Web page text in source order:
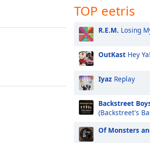
TOP eetris
R.E.M. Losing
OutKast Hey
Iyaz Replay
Backstreet
(Backstreet's
Of Monsters